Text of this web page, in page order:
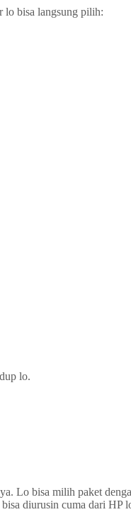
lo bisa langsung pilih:
lo.
Lo bisa milih paket
diurusin cuma dari HP